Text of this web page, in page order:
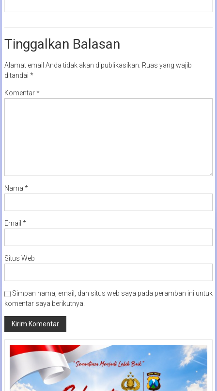
Tinggalkan Balasan
Alamat email Anda tidak akan dipublikasikan. Ruas yang wajib
ditandai *
Komentar*
Nama *
Email *
Situs Web
Simpan nama, email, dan situs web saya pada peramban ini untuk
komentar saya berikutnya.